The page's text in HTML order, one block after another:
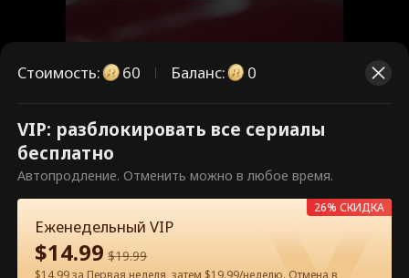
Это платные эпизоды.
Разблокируйте, чтобы смотреть.
60 Разблокировать сейчас
Стоимость: 60 Баланс: 0
VIP: разблокировать все сериалы
бесплатно
Автопродление. Отменить можно в любое время.
Еженедельный VIP
$14.99 $19.99
$14.99 за Первая неделя, затем $19.99/неделю. Отмена в
26% СКИДКА